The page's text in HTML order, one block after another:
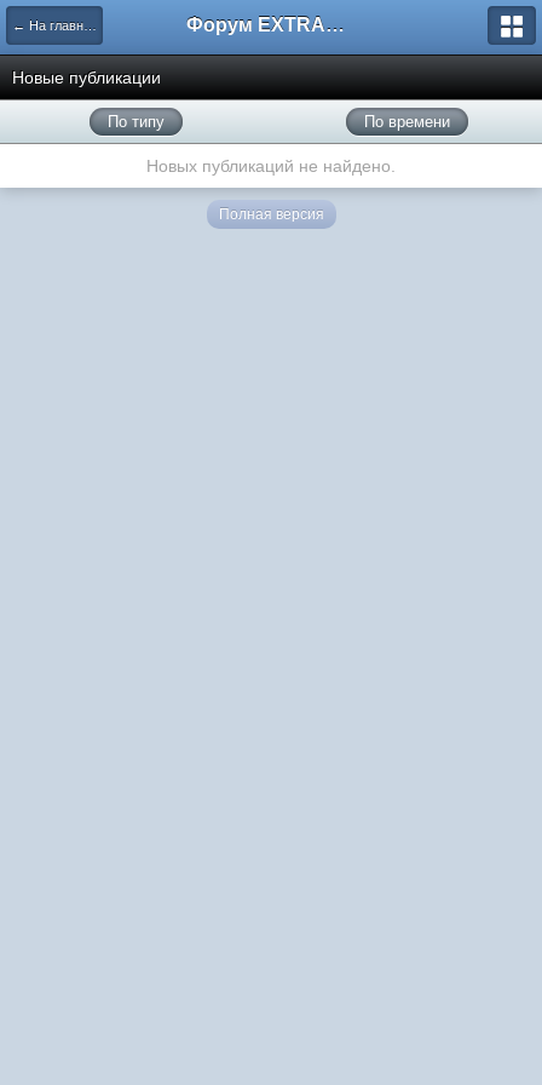
← На главную Форум EXTRACTOR.ru
Новые публикации
По типу По времени
Новых публикаций не найдено.
Полная версия